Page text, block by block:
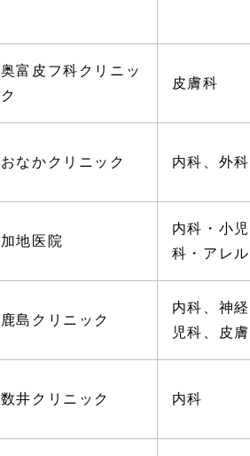
奥富皮フ科クリニッ
ク
皮膚科
おなかクリニック 内科、外
加地医院
内科・小
科・アレ
鹿島クリニック
内科、神
児科、皮
数井クリニック 内科